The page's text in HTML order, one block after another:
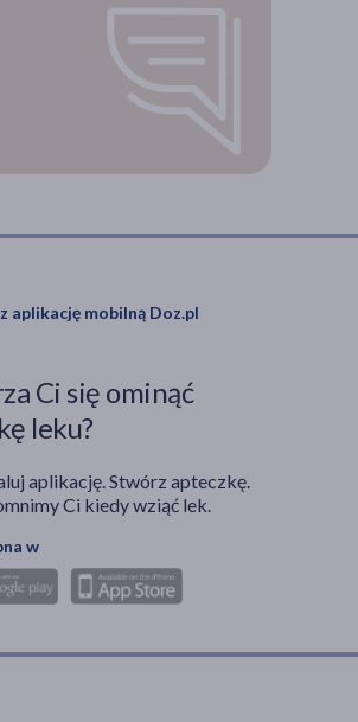
aplikację mobilną Doz.pl
Ci się ominąć
leku?
aplikację. Stwórz apteczkę.
Ci kiedy wziąć lek.
w